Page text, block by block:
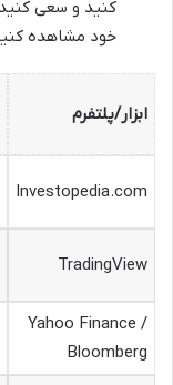
کنید و سعی
خود مشاهده
ابزار/پلتفرم
Investopedia.com
TradingView
Yahoo Finance /
Bloomberg